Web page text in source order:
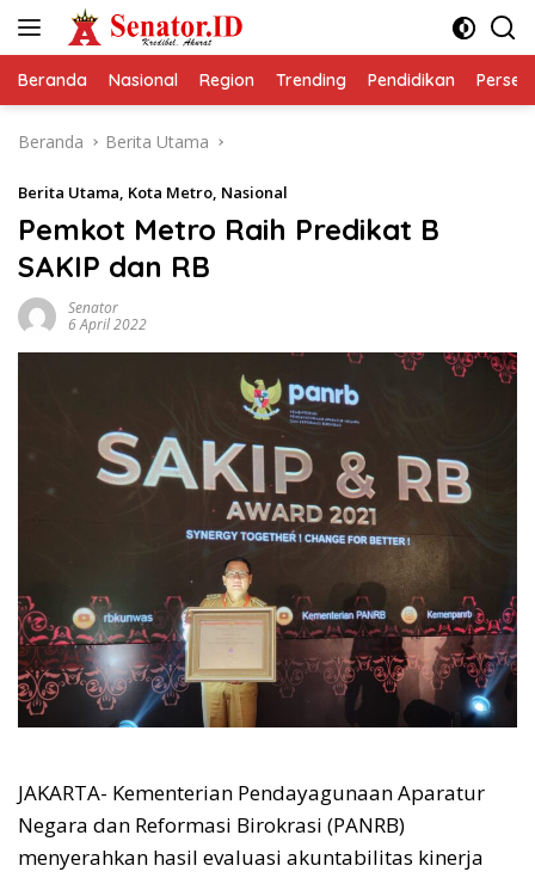
Beranda Nasional Region Trending Pendidikan
Beranda Berita Utama
Berita Utama, Kota Metro, Nasional
Pemkot Metro Raih Predikat B
SAKIP dan RB
Senator
6 April 2022
JAKARTA- Kementerian Pendayagunaan Aparatur
Negara dan Reformasi Birokrasi (PANRB)
menyerahkan hasil evaluasi akuntabilitas kinerja